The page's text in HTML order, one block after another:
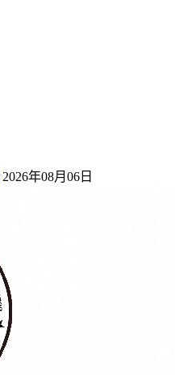
2026年08月06日